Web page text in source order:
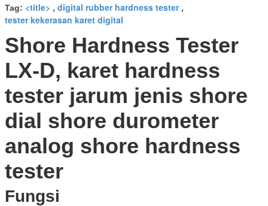
Tag: <title> , digital rubber hardness tester,
tester kekerasan karet digital
Shore Hardness Tester
LX-D, karet hardness
tester jarum jenis shore
dial shore durometer
analog shore hardness
tester
Fungsi